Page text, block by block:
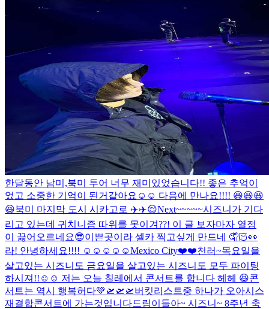
한달동안 남미,북미 투어 너무 재미있었습니다!! 좋은 추억이
었고 소중한 기억이 된거같아요☺️☺️ 다음에 만나요!!!! 😆😆😆
😆북미 마지막 도시 시카고로 ✈️✈️😌Next~~~~~시즈니가 기다
리고 있는데 귀치니즘 따위를 못이겨??! 이 글 보자마자 열정
이 끓어오르네요😎이쁜곳이라 셀카 찍고싶게 만드네 🤦🏻👀
라! 안녕하세요!!!! ☺️☺️☺️☺️☺️Mexico City❤️❤️천러~목요일을
살고있는 시즈니도 금요일을 살고있는 시즈니도 모두 파이팅
하시져!!☺️☺️ 저는 오늘 칠레에서 콘서트를 합니다 헤헤 😆콘
서트는 역시 행복허다💚 🛫🛫🛫버킷리스트중 하나가 오아시스
재결합콘서트에 가는것입니다드림이들아~ 시즈니~ 8주년 축